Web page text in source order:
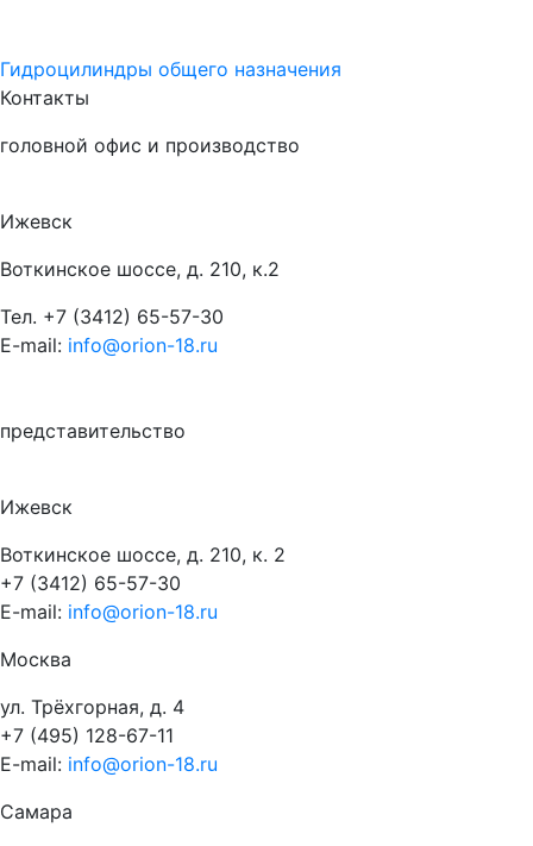
Гидроцилиндры общего назначения
Контакты
головной офис и производство
Ижевск
Воткинское шоссе, д. 210, к.2
Тел. +7 (3412) 65-57-30
E-mail: info@orion-18.ru
представительство
Ижевск
Воткинское шоссе, д. 210, к. 2
+7 (3412) 65-57-30
E-mail: info@orion-18.ru
Москва
ул. Трёхгорная, д. 4
+7 (495) 128-67-11
E-mail: info@orion-18.ru
Самара